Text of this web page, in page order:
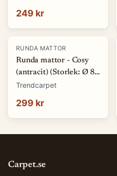
249 kr
RUNDA MATTOR
Runda mattor - Cosy
(antracit) (Storlek: Ø 80
cm)
Trendcarpet
299 kr
Carpet.se